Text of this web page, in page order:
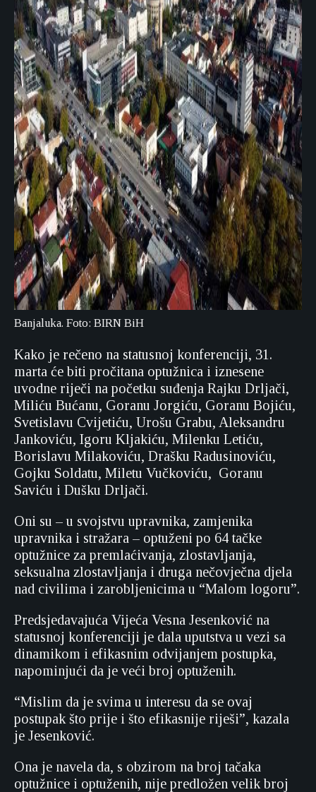
Banjaluka. Foto: BIRN BiH
Kako je rečeno na statusnoj konferenciji, 31.
marta će biti pročitana optužnica i iznesene
uvodne riječi na početku suđenja Rajku Drljači,
Miliću Bućanu, Goranu Jorgiću, Goranu Bojiću,
Svetislavu Cvijetiću, Urošu Grabu, Aleksandru
Jankoviću, Igoru Kljakiću, Milenku Letiću,
Borislavu Milakoviću, Drašku Radusinoviću,
Gojku Soldatu, Miletu Vučkoviću, Goranu
Saviću i Dušku Drljači.
Oni su – u svojstvu upravnika, zamjenika
upravnika i stražara – optuženi po 64 tačke
optužnice za premlaćivanja, zlostavljanja,
seksualna zlostavljanja i druga nečovječna djela
nad civilima i zarobljenicima u “Malom logoru”.
Predsjedavajuća Vijeća Vesna Jesenković na
statusnoj konferenciji je dala uputstva u vezi sa
dinamikom i efikasnim odvijanjem postupka,
napominjući da je veći broj optuženih.
“Mislim da je svima u interesu da se ovaj
postupak što prije i što efikasnije riješi”, kazala
je Jesenković.
Ona je navela da, s obzirom na broj tačaka
optužnice i optuženih, nije predložen velik broj